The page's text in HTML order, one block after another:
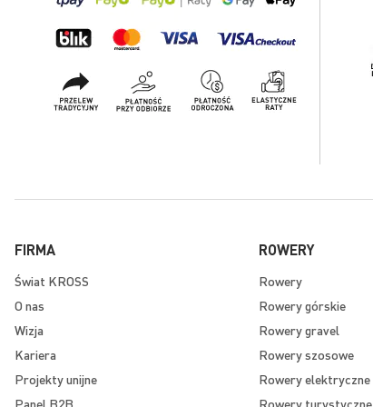
FIRMA
Świat KROSS
O nas
Wizja
Kariera
Projekty unijne
ROWERY
Rowery
Rowery górskie
Rowery gravel
Rowery szosowe
Rowery elektryczne